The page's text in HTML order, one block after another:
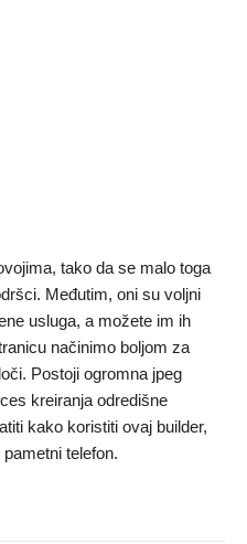
tako da se malo toga
Međutim, oni su voljni
usluga, a možete im ih
načinimo boljom za
Postoji ogromna jpeg
kreiranja odredišne
kako koristiti ovaj builder,
telefon.